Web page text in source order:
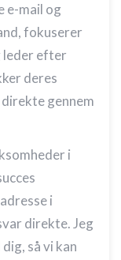
e-mail og
fokuserer
leder efter
deres
gennem
i
i
direkte. Jeg
så vi kan